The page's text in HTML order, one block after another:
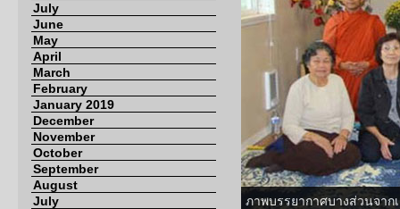
July
June
May
April
March
February
January 2019
December
November
October
September
August
July
ภาพบรรยากาศบางส่วนจา